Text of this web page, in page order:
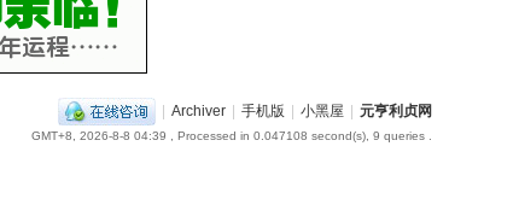
| Archiver | 手机版 | 小黑屋 | 元亨利贞网
GMT+8, 2026-8-8 04:39 , Processed in 0.047108 second(s), 9 queries .